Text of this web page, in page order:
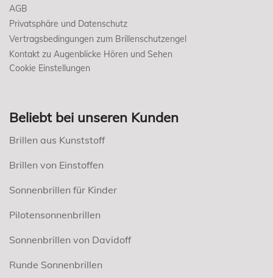
AGB
Privatsphäre und Datenschutz
Vertragsbedingungen zum Brillenschutzengel
Kontakt zu Augenblicke Hören und Sehen
Cookie Einstellungen
Beliebt bei unseren Kunden
Brillen aus Kunststoff
Brillen von Einstoffen
Sonnenbrillen für Kinder
Pilotensonnenbrillen
Sonnenbrillen von Davidoff
Runde Sonnenbrillen